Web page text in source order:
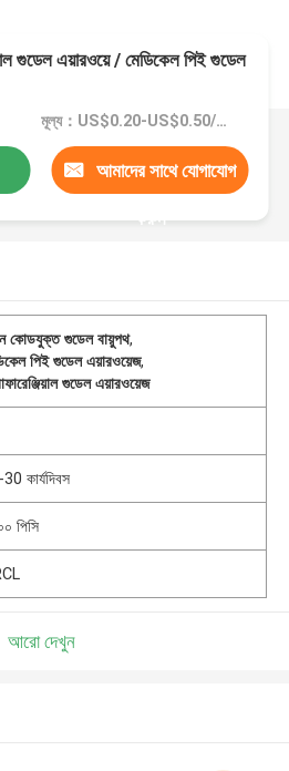
গুডেল এয়ারওয়ে / মেডিকেল পিই গুডেল
মূল্য：US$0.20-US$0.50/Piece
আমাদের সাথে যোগাযোগ
করুন
কোডযুক্ত গুডেল বায়ুপথ,
পিই গুডেল এয়ারওয়েজ,
গুডেল এয়ারওয়েজ
কার্যদিবস
পিসি
আরো দেখুন